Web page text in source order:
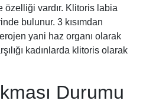
özelliği vardır. Klitoris labia
bulunur. 3 kısımdan
yani haz organı olarak
kadınlarda klitoris olarak
Durumu